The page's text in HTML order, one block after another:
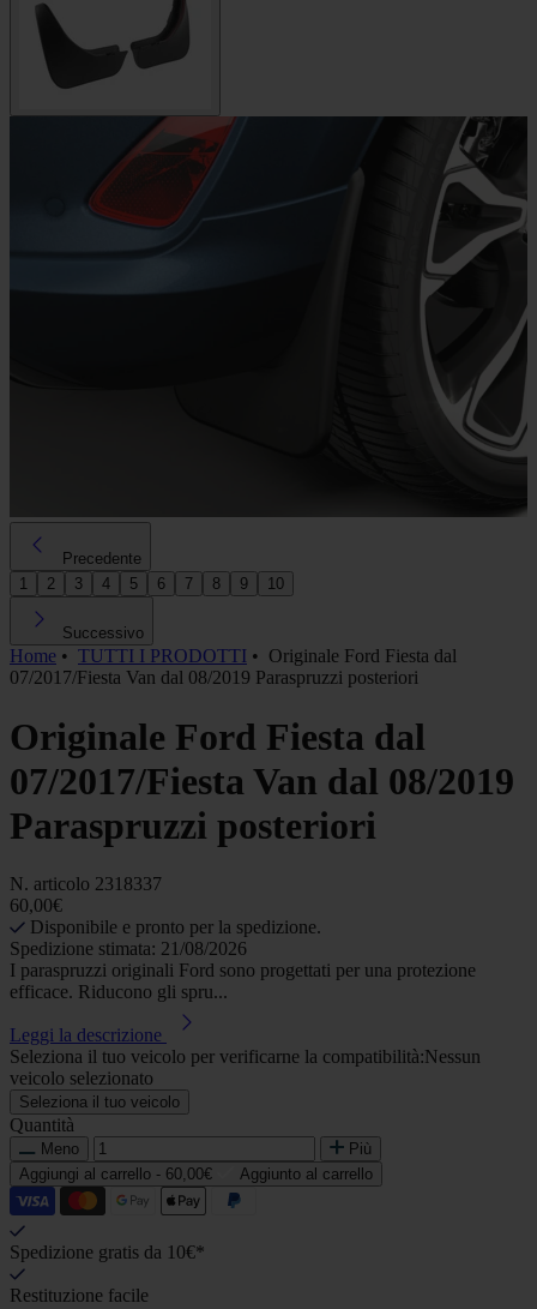
Precedente
1
2 3 4 5 6 7 8 9 10
Successivo
Home • TUTTI I PRODOTTI • Originale Ford Fiesta dal
07/2017/Fiesta Van dal 08/2019 Paraspruzzi posteriori
Originale Ford Fiesta dal
07/2017/Fiesta Van dal 08/2019
Paraspruzzi posteriori
N. articolo 2318337
60,00€
Disponibile e pronto per la spedizione.
Spedizione stimata: 21/08/2026
I paraspruzzi originali Ford sono progettati per una protezione
efficace. Riducono gli spru...
Leggi la descrizione
Seleziona il tuo veicolo per verificarne la compatibilità:Nessun
veicolo selezionato
Seleziona il tuo veicolo
Quantità
Meno
Più
Aggiungi al carrello - 60,00€ Aggiunto al carrello
Spedizione gratis da 10€*
Restituzione facile